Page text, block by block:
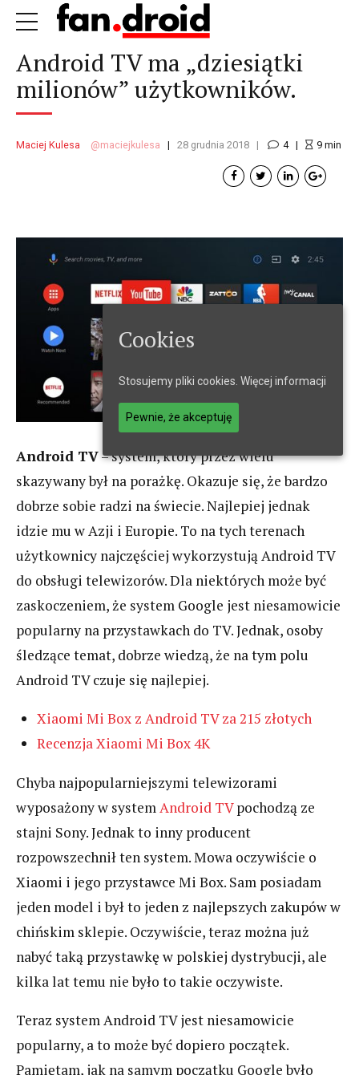
Android TV ma „dziesiątki
milionów” użytkowników.
Maciej Kulesa maciejkulesa 28 grudnia 2018 4 9 min
Android TV– system, który przez wielu
skazywany był na porażkę. Okazuje się, że bardzo
dobrze sobie radzi na świecie. Najlepiej jednak
idzie mu w Azji i Europie. To na tych terenach
użytkownicy najczęściej wykorzystują Android TV
do obsługi telewizorów. Dla niektórych może być
zaskoczeniem, że system Google jest niesamowicie
popularny na przystawkach do TV. Jednak, osoby
śledzące temat, dobrze wiedzą, że na tym polu
Android TV czuje się najlepiej.
Xiaomi Mi Box z Android TV za 215 złotych
Recenzja Xiaomi Mi Box 4K
Chyba najpopularniejszymi telewizorami
wyposażony w systemAndroid TVpochodzą ze
stajni Sony. Jednak to inny producent
rozpowszechnił ten system. Mowa oczywiście o
Xiaomi i jego przystawce Mi Box. Sam posiadam
jeden model i był to jeden z najlepszych zakupów w
chińskim sklepie. Oczywiście, teraz można już
nabyć taką przystawkę w polskiej dystrybucji, ale
kilka lat temu nie było to takie oczywiste.
Teraz system Android TV jest niesamowicie
popularny, a to może być dopiero początek.
Pamiętam, jak na samym początku Google było
Cookies
Stosujemy pliki cookies. Więcej informacji
Pewnie, że akceptuję